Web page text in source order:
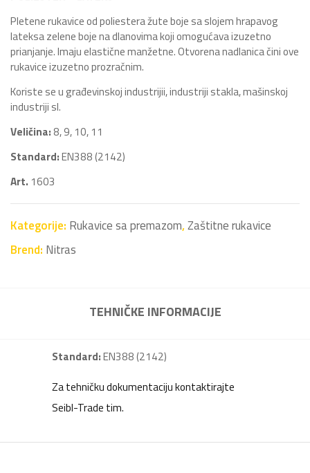
Pletene rukavice od poliestera žute boje sa slojem hrapavog
lateksa zelene boje na dlanovima koji omogućava izuzetno
prianjanje. Imaju elastične manžetne. Otvorena nadlanica čini ove
rukavice izuzetno prozračnim.
Koriste se u građevinskoj industrijii, industriji stakla, mašinskoj
industriji sl.
Veličina: 8, 9, 10, 11
Standard:EN388 (2142)
Art. 1603
Kategorije: Rukavice sa premazom,Zaštitne rukavice
Brend: Nitras
TEHNIČKE INFORMACIJE
Standard:EN388 (2142)
Za tehničku dokumentaciju kontaktirajte
Seibl-Trade tim.